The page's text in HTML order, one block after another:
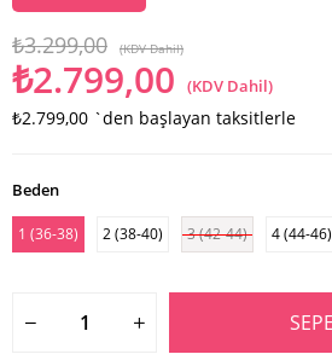
₺3.299,00 (KDV Dahil)
₺2.799,00 (KDV Dahil)
₺2.799,00 `den başlayan taksitlerle
Beden
1 (36-38) 2 (38-40) 3 (42-44) 4 (44-46)